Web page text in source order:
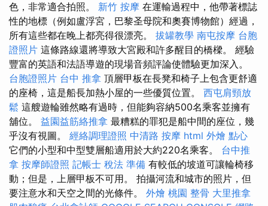
色，非常適合拍照。 新竹 按摩 在運輸過程中，他帶著標誌
性的地標（例如盧浮宮，巴黎圣母院和奧賽博物館）經過，
所有這些都在晚上都亮得很漂亮。 拔罐教學 南屯按摩 台胞
證照片 這條路線還將導致大宮殿和許多醒目的橋樑。 經驗
豐富的英語和法語導遊的現場音頻評論使體驗更加深入。
台胞證照片 台中 推拿 頂層甲板在長凳和椅子上包含更舒適
的座椅，這是船長加熱小屋的一些優質位置。 西屯肩頸放
鬆 這艘遊輪雖然略有過時，但能夠容納500名乘客並擁有
舖位。 益園益筋絡推拿 最糟糕的罪犯是船中間的座位，幾
乎沒有視圖。 經絡調理證照 中清路 按摩 html 外燴 點心
它們的小型和中型雙層船適用於大約220名乘客。 台中推
拿 按摩師證照 記帳士 稅法 準備 有較低的坡道可讓輪椅移
動；但是，上層甲板不可用。 拍攝河流和城市的照片，但
要注意水和天空之間的光條件。 外燴 桃園 整骨 大里推拿